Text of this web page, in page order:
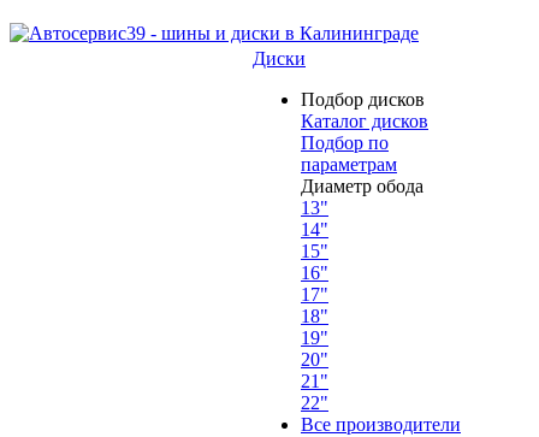
Диски
Подбор дисков
Каталог дисков
Подбор по
параметрам
Диаметр обода
13"
14"
15"
16"
17"
18"
19"
20"
21"
22"
Все производители